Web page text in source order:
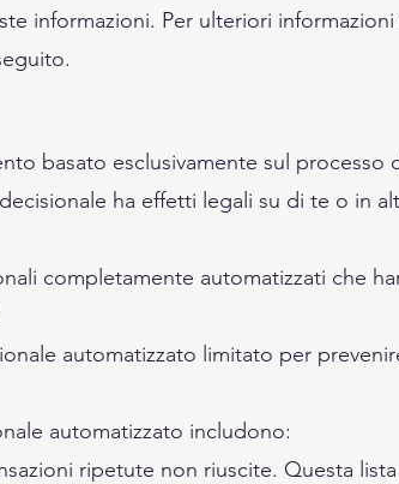
informazioni. Per ulteriori
basato esclusivamente sul processo
ha effetti legali su di te o in
completamente automatizzati che
automatizzato limitato per
automatizzato includono:
ripetute non riuscite. Questa